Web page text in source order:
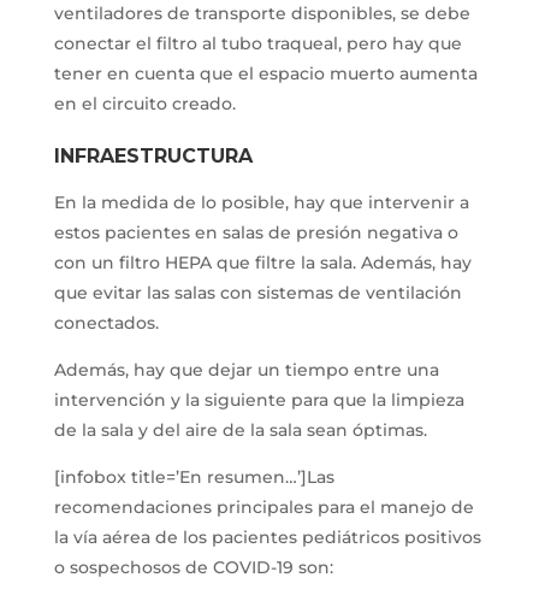
ventiladores de transporte disponibles, se debe
conectar el filtro al tubo traqueal, pero hay que
tener en cuenta que el espacio muerto aumenta
en el circuito creado.
INFRAESTRUCTURA
En la medida de lo posible, hay que intervenir a
estos pacientes en salas de presión negativa o
con un filtro HEPA que filtre la sala. Además, hay
que evitar las salas con sistemas de ventilación
conectados.
Además, hay que dejar un tiempo entre una
intervención y la siguiente para que la limpieza
de la sala y del aire de la sala sean óptimas.
[infobox title=’En resumen…’]Las
recomendaciones principales para el manejo de
la vía aérea de los pacientes pediátricos positivos
o sospechosos de COVID-19 son: